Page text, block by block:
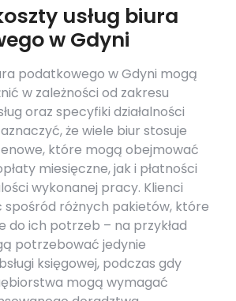
usług biura
w Gdyni
podatkowego w Gdyni mogą
w zależności od zakresu
oraz specyfiki działalności
że wiele biur stosuje
które mogą obejmować
miesięczne, jak i płatności
wykonanej pracy. Klienci
różnych pakietów, które
do ich potrzeb – na przykład
potrzebować jedynie
księgowej, podczas gdy
mogą wymagać